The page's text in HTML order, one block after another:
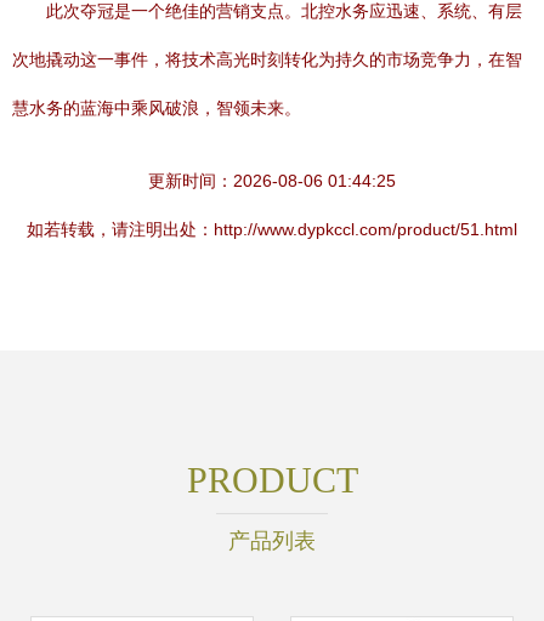
此次夺冠是一个绝佳的营销支点。北控水务应迅速、系统、有层
次地撬动这一事件，将技术高光时刻转化为持久的市场竞争力，在智
慧水务的蓝海中乘风破浪，智领未来。
更新时间：2026-08-06 01:44:25
如若转载，请注明出处：http://www.dypkccl.com/product/51.html
PRODUCT
产品列表